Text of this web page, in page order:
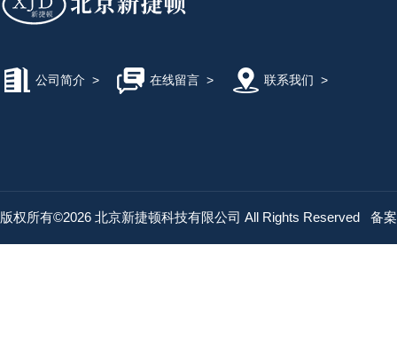
公司简介 > 在线留言> 联系我们 >
版权所有©2026 北京新捷顿科技有限公司 All Rights Reserved 备